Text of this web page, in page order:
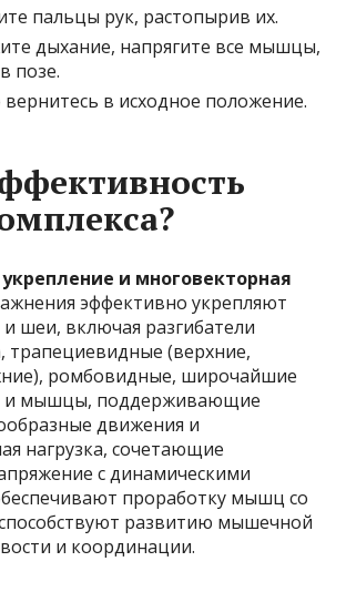
пальцы рук, растопырив их.
дыхание, напрягите все мышцы,
позе.
в исходное положение.
и многовекторная
эффективно укрепляют
шеи, включая разгибатели
трапециевидные (верхние,
ромбовидные, широчайшие
мышцы, поддерживающие
движения и
нагрузка, сочетающие
с динамическими
проработку мышц со
развитию мышечной
и координации.